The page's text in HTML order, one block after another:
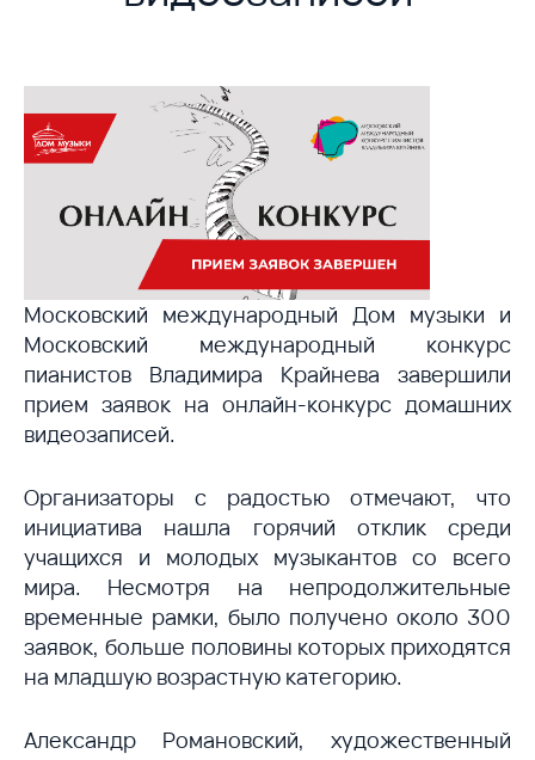
Московский международный Дом музыки и
Московский международный конкурс
пианистов Владимира Крайнева завершили
прием заявок на онлайн-конкурс домашних
видеозаписей.
Организаторы с радостью отмечают, что
инициатива нашла горячий отклик среди
учащихся и молодых музыкантов со всего
мира. Несмотря на непродолжительные
временные рамки, было получено около 300
заявок, больше половины которых приходятся
на младшую возрастную категорию.
Александр Романовский, художественный